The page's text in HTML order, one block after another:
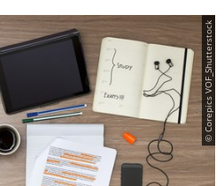
© Corepics VOF_Shutterstock